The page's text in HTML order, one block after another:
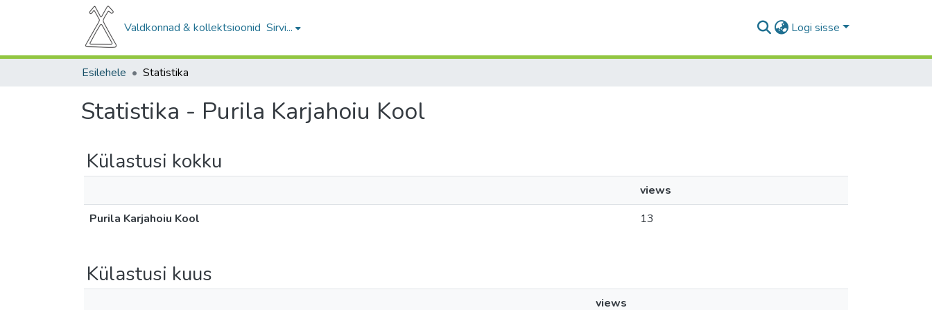
Valdkonnad & kollektsioonid Sirvi... Logi sisse
Esilehele Statistika
Statistika - Purila Karjahoiu Kool
Külastusi kokku
views
Purila Karjahoiu Kool
13
Külastusi kuus
views